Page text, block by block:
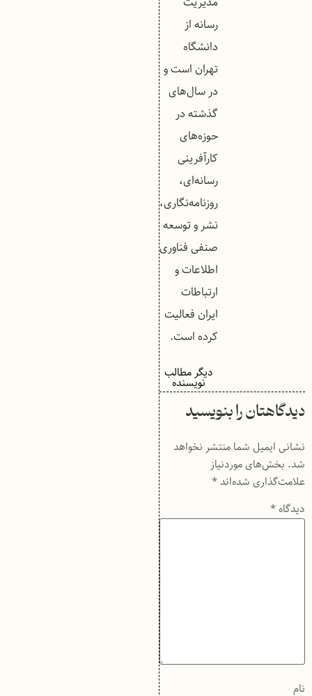
رسانه از
دانشگاه
تهران است و
در سال‌های
گذشته در
حوزه‌های
کارآفرینی
رسانه‌ای،
روزنامه‌نگاری،
نشر و توسعه
صنفی فناوری
اطلاعات و
ارتباطات
ایران فعالیت
کرده است.
دیگر مطالب
نویسنده
دیدگاهتان را بنویسید
نشانی ایمیل شما منتشر نخواهد
شد. بخش‌های موردنیاز
علامت‌گذاری شده‌اند*
دیدگاه*
نام